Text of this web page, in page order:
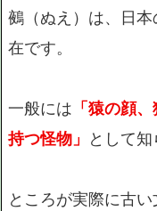
鵺（ぬえ）は、日
在です。
一般には 「猿の顔
持つ怪物」 として知
ところが実際に古